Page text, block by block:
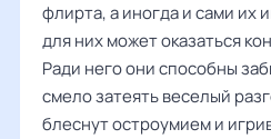
флирта, а иногда и сами их
для них может оказаться
Ради него они способны
смело затеять веселый
блеснут остроумием и